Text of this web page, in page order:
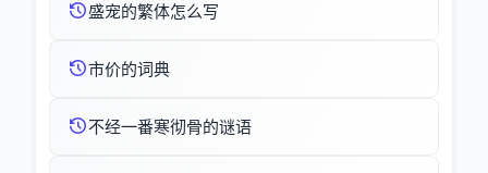
盛宠的繁体怎么写
市价的词典
不经一番寒彻骨的谜语